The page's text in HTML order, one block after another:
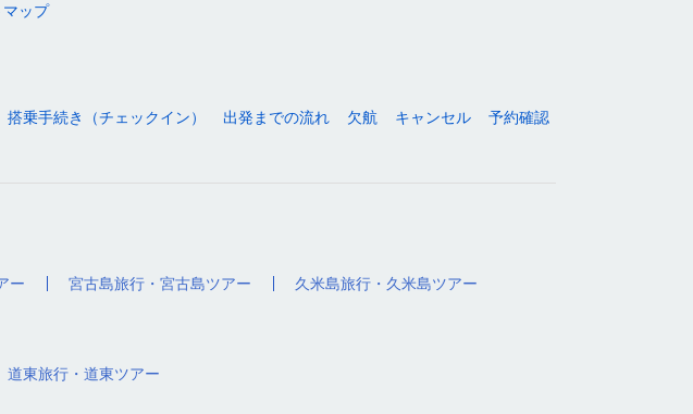
ップ
搭乗手続き（チェックイン） 出発までの流れ 欠航 キャンセル 予約確認
ー 宮古島旅行・宮古島ツアー 久米島旅行・久米島ツアー
道東旅行・道東ツアー